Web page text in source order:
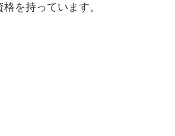
を持っています。